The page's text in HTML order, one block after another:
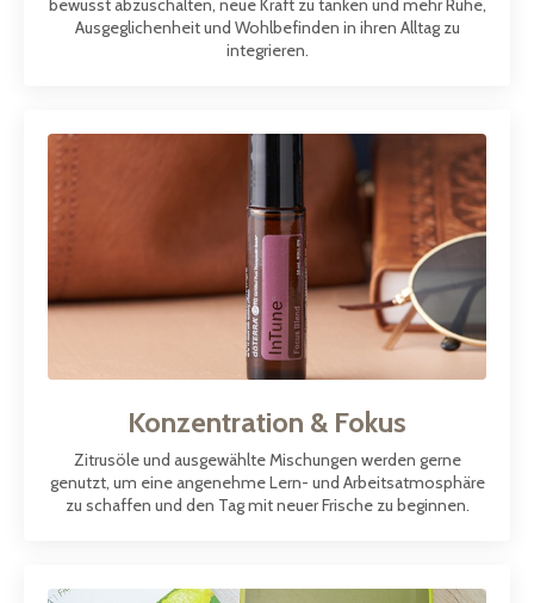
bewusst abzuschalten, neue Kraft zu tanken und mehr Ruhe,
Ausgeglichenheit und Wohlbefinden in ihren Alltag zu
integrieren.
Konzentration & Fokus
Zitrusöle und ausgewählte Mischungen werden gerne
genutzt, um eine angenehme Lern- und Arbeitsatmosphäre
zu schaffen und den Tag mit neuer Frische zu beginnen.